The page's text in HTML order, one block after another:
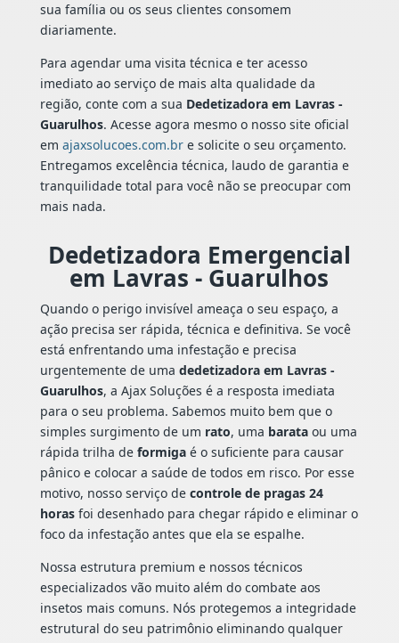
sua família ou os seus clientes consomem
diariamente.
Para agendar uma visita técnica e ter acesso
imediato ao serviço de mais alta qualidade da
região, conte com a sua Dedetizadora em Lavras -
Guarulhos. Acesse agora mesmo o nosso site oficial
em ajaxsolucoes.com.bre solicite o seu orçamento.
Entregamos excelência técnica, laudo de garantia e
tranquilidade total para você não se preocupar com
mais nada.
Dedetizadora Emergencial
em Lavras - Guarulhos
Quando o perigo invisível ameaça o seu espaço, a
ação precisa ser rápida, técnica e definitiva. Se você
está enfrentando uma infestação e precisa
urgentemente de uma dedetizadora em Lavras -
Guarulhos, a Ajax Soluções é a resposta imediata
para o seu problema. Sabemos muito bem que o
simples surgimento de um rato, uma barataou uma
rápida trilha de formigaé o suficiente para causar
pânico e colocar a saúde de todos em risco. Por esse
motivo, nosso serviço de controle de pragas 24
horasfoi desenhado para chegar rápido e eliminar o
foco da infestação antes que ela se espalhe.
Nossa estrutura premium e nossos técnicos
especializados vão muito além do combate aos
insetos mais comuns. Nós protegemos a integridade
estrutural do seu patrimônio eliminando qualquer